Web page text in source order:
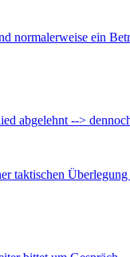
normalerweise ein
abgelehnt -->
taktischen